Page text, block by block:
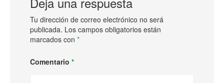
Tu dirección de correo electrónico no será
publicada. Los campos obligatorios están
marcados con *
Comentario *